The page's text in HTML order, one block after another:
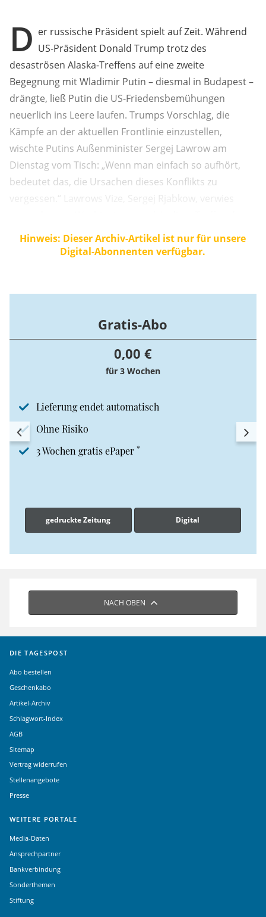
D er russische Präsident spielt auf Zeit. Während
US-Präsident Donald Trump trotz des
desaströsen Alaska-Treffens auf eine zweite
Begegnung mit Wladimir Putin – diesmal in Budapest –
drängte, ließ Putin die US-Friedensbemühungen
neuerlich ins Leere laufen. Trumps Vorschlag, die
Kämpfe an der aktuellen Frontlinie einzustellen,
wischte Putins Außenminister Sergej Lawrow am
Dienstag vom Tisch: „Wenn man einfach so aufhört,
bedeutet das, die Ursachen dieses Konflikts zu
vergessen.“ Lawrows Vize, Sergej Rjabkow, verwies
beiden Außenminister ins Reich der Ideen.
Hinweis: Dieser Archiv-Artikel ist nur für unsere
Digital-Abonnenten verfügbar.
Gratis-Abo
0,00 €
für 3 Wochen
Lieferung endet automatisch
Ohne Risiko
3 Wochen gratis ePaper *
gedruckte Zeitung Digital
NACH OBEN
DIE TAGESPOST
Abo bestellen
Geschenkabo
Artikel-Archiv
Schlagwort-Index
AGB
Sitemap
Vertrag widerrufen
Stellenangebote
Presse
WEITERE PORTALE
Media-Daten
Ansprechpartner
Bankverbindung
Sonderthemen
Stiftung